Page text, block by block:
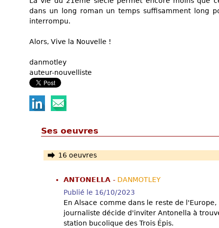
dans un long roman un temps suffisamment long
interrompu.
Alors, Vive la Nouvelle !
danmotley
auteur-nouvelliste
Ses oeuvres
16 oeuvres
ANTONELLA - DANMOTLEY
Publié le 16/10/2023
En Alsace comme dans le reste de
journaliste décide d'inviter Antonella à
station bucolique des Trois Épis.